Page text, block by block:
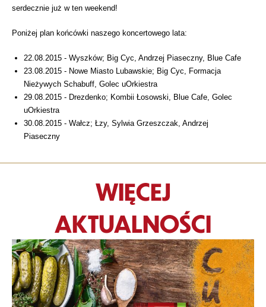
serdecznie już w ten weekend!
Poniżej plan końcówki naszego koncertowego lata:
22.08.2015 - Wyszków; Big Cyc, Andrzej Piaseczny, Blue Cafe
23.08.2015 - Nowe Miasto Lubawskie; Big Cyc, Formacja
Nieżywych Schabuff, Golec uOrkiestra
29.08.2015 - Drezdenko; Kombii Łosowski, Blue Cafe, Golec
uOrkiestra
30.08.2015 - Wałcz; Łzy, Sylwia Grzeszczak, Andrzej
Piaseczny
WIĘCEJ
AKTUALNOŚCI